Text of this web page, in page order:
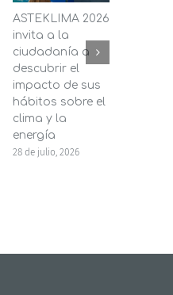
ASTEKLIMA 2026
invita a la
ciudadanía a
descubrir el
impacto de sus
hábitos sobre el
clima y la
energía
28 de julio, 2026